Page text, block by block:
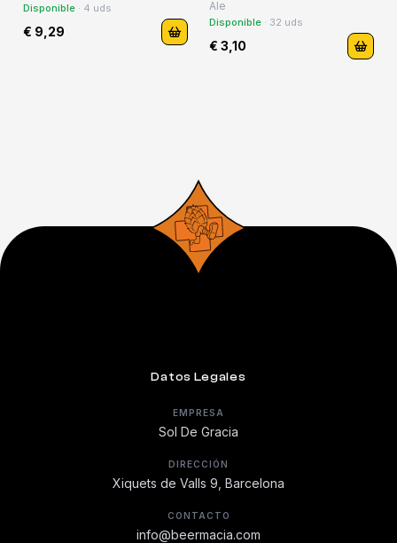
Disponible · 4 uds
€ 9,29
Ale
Disponible · 32 uds
€ 3,10
Datos Legales
EMPRESA
Sol De Gracia
DIRECCIÓN
Xiquets de Valls 9, Barcelona
CONTACTO
info@beermacia.com